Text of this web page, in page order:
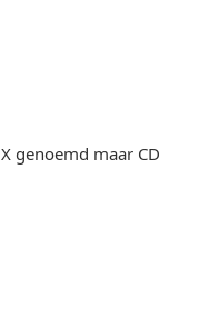
genoemd maar CD